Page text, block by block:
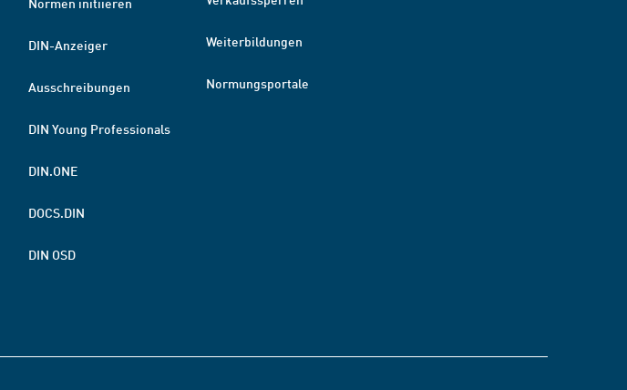
DIN-Anzeiger
Ausschreibungen
DIN Young Professionals
DIN.ONE
DOCS.DIN
DIN OSD
Weiterbildungen
Normungsportale